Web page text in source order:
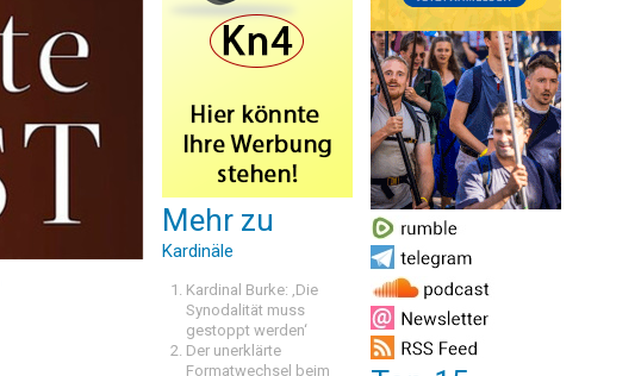
Mehr zu
Kardinäle
Kardinal Burke: ‚Die
Synodalität muss
gestoppt werden‘
Der unerklärte
Formatwechsel beim